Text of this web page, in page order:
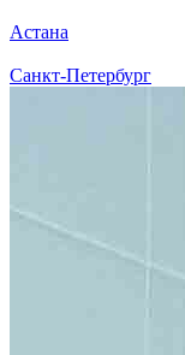
Астана
Санкт-Петербург